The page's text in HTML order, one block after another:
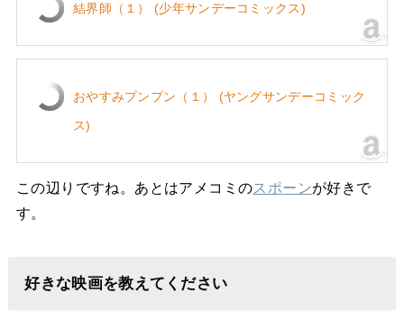
結界師（１） (少年サンデーコミックス)
おやすみプンプン（１） (ヤングサンデーコミック
ス)
この辺りですね。あとはアメコミのスポーンが好きで
す。
好きな映画を教えてください